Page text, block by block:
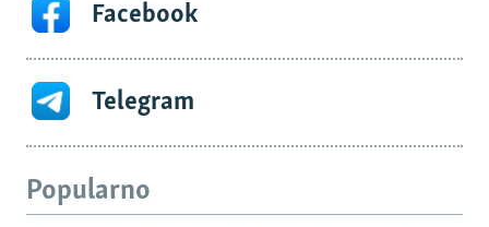
Facebook
Telegram
Popularno